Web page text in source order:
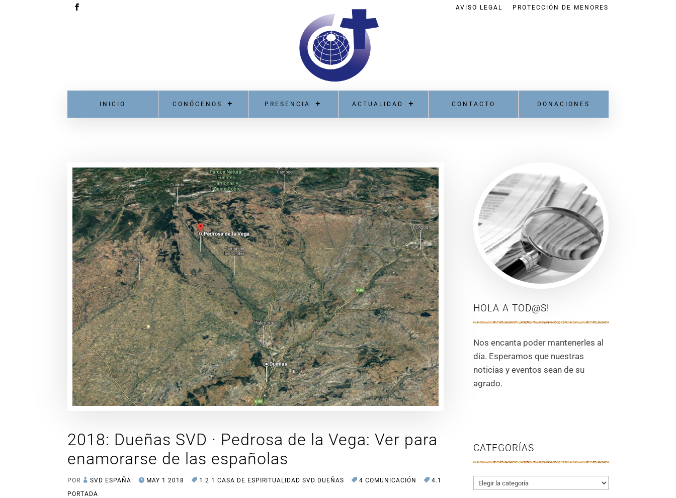
AVISO LEGAL PROTECCIÓN DE MENORES
INICIO CONÓCENOS PRESENCIA ACTUALIDAD CONTACTO DONACIONES
2018: Dueñas SVD · Pedrosa de la Vega: Ver para
enamorarse de las españolas
POR SVD ESPAÑA MAY 1 2018 1.2.1 CASA DE ESPIRITUALIDAD SVD DUEÑAS 4 COMUNICACIÓN
4.1
PORTADA
HOLA A TOD@S!
Nos encanta poder mantenerles al
día. Esperamos que nuestras
noticias y eventos sean de su
agrado.
CATEGORÍAS
Categorías